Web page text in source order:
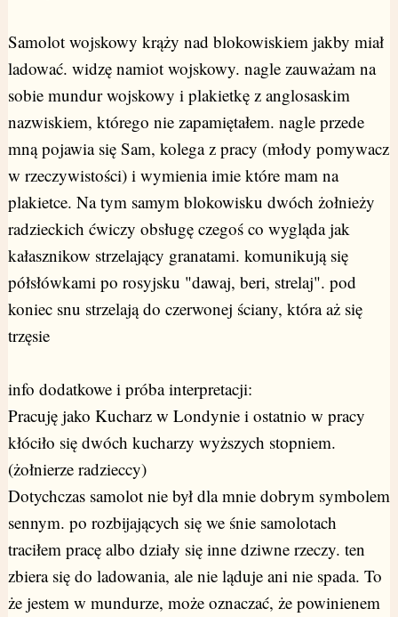
Samolot wojskowy krąży nad blokowiskiem jakby miał
ladować. widzę namiot wojskowy. nagle zauważam na
sobie mundur wojskowy i plakietkę z anglosaskim
nazwiskiem, którego nie zapamiętałem. nagle przede
mną pojawia się Sam, kolega z pracy (młody pomywacz
w rzeczywistości) i wymienia imie które mam na
plakietce. Na tym samym blokowisku dwóch żołnieży
radzieckich ćwiczy obsługę czegoś co wygląda jak
kałasznikow strzelający granatami. komunikują się
półsłówkami po rosyjsku "dawaj, beri, strelaj". pod
koniec snu strzelają do czerwonej ściany, która aż się
trzęsie
info dodatkowe i próba interpretacji:
Pracuję jako Kucharz w Londynie i ostatnio w pracy
kłóciło się dwóch kucharzy wyższych stopniem.
(żołnierze radzieccy)
Dotychczas samolot nie był dla mnie dobrym symbolem
sennym. po rozbijających się we śnie samolotach
traciłem pracę albo działy się inne dziwne rzeczy. ten
zbiera się do ladowania, ale nie ląduje ani nie spada. To
że jestem w mundurze, może oznaczać, że powinienem